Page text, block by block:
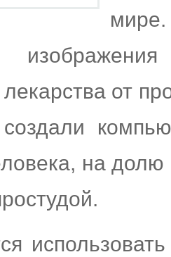
от
создали
на долю